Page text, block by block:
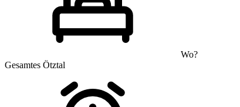
Wo?
Gesamtes Ötztal